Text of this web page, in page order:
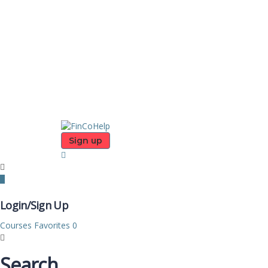
Sign up
Login/Sign Up
Courses Favorites 0